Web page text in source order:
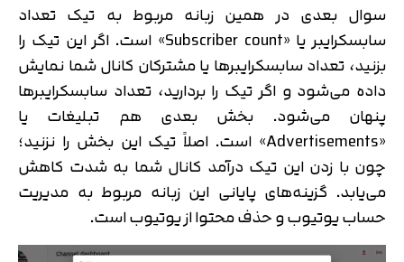
سوال بعدی در همین زبانه مربوط به تیک تعداد
سابسکرایبر یا «Subscriber count» است. اگر این تیک را
بزنید، تعداد سابسکرایبرها یا مشترکان کانال شما نمایش
داده می‌شود و اگر تیک را بردارید، تعداد سابسکرایبرها
پنهان می‌شود. بخش بعدی هم تبلیغات یا
«Advertisements» است. اصلاً تیک این بخش را نزنید؛
چون با زدن این تیک درآمد کانال شما به شدت کاهش
می‌یابد. گزینه‌های پایانی این زبانه مربوط به مدیریت
حساب یوتیوب و حذف محتوا از یوتیوب است.